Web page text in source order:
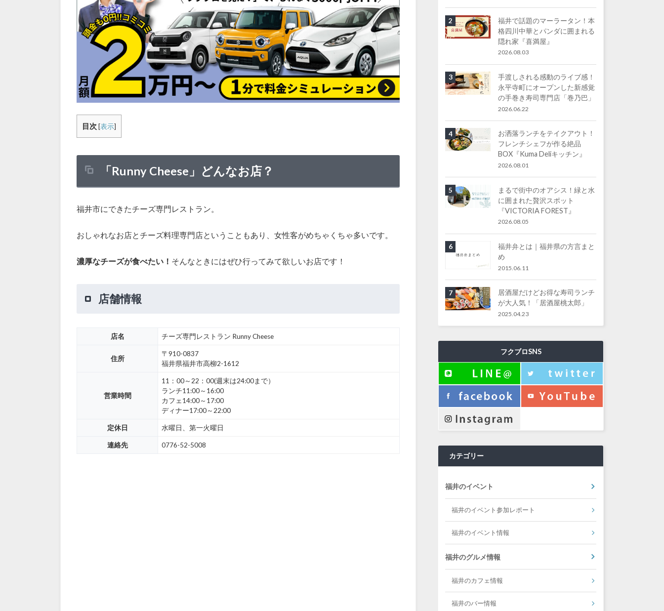
目次 [表示]
「Runny Cheese」どんなお店？
福井市にできたチーズ専門レストラン。
おしゃれなお店とチーズ料理専門店ということもあり、女性客がめちゃくちゃ多いです。
濃厚なチーズが食べたい！ そんなときにはぜひ行ってみて欲しいお店です！
店舗情報
店名 チーズ専門レストラン Runny Cheese
住所
〒910-0837
福井県福井市高柳2-1612
営業時間
11：00～22：00(週末は24:00まで）
ランチ11:00～16:00
カフェ14:00～17:00
ディナー17:00～22:00
定休日 水曜日、第一火曜日
連絡先 0776-52-5008
2
福井で話題のマーラータン！本
格四川中華とパンダに囲まれる
隠れ家『喜満屋』
2026.08.03
3
手渡しされる感動のライブ感！
永平寺町にオープンした新感覚
の手巻き寿司専門店「巻乃巴」
2026.06.22
4
お洒落ランチをテイクアウト！
フレンチシェフが作る絶品
BOX『Kuma Deliキッチン』
2026.08.01
5
まるで街中のオアシス！緑と水
に囲まれた贅沢スポット
『VICTORIA FOREST』
2026.08.05
6
福井弁とは｜福井県の方言まと
め
2015.06.11
7
居酒屋だけどお得な寿司ランチ
が大人気！「居酒屋桃太郎」
2025.04.23
フクブロSNS
カテゴリー
福井のイベント
福井のイベント参加レポート
福井のイベント情報
福井のグルメ情報
福井のカフェ情報
福井のバー情報